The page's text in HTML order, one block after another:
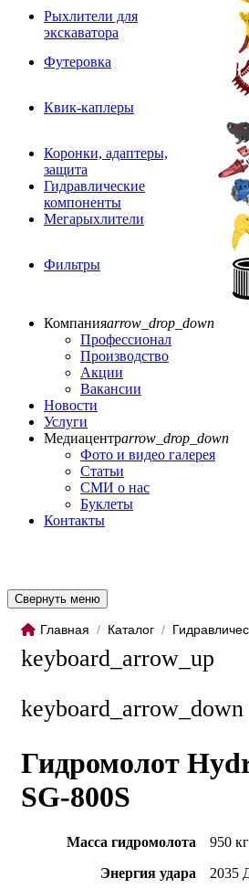
Рыхлители для
экскаватора
Футеровка
Квик-каплеры
Коронки, адаптеры,
защита
Гидравлические
компоненты
Мегарыхлители
Фильтры
Компанияarrow_drop_down
Профессионал
Производство
Акции
Вакансии
Новости
Услуги
Медиацентрarrow_drop_down
Фото и видео галерея
Статьи
СМИ о нас
Буклеты
Контакты
Свернуть меню
Главная / Каталог /
keyboard_arrow_up
keyboard_arrow_down
Гидромолот
SG-800S
Масса гидромолота
950 кг
Энергия удара
2035